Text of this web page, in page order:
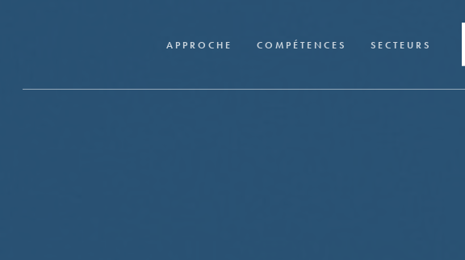
APPROCHE COMPÉTENCES SECTEURS